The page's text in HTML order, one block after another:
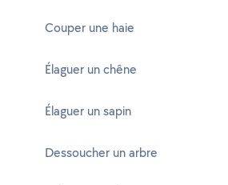
Couper une haie
Élaguer un chêne
Élaguer un sapin
Dessoucher un arbre